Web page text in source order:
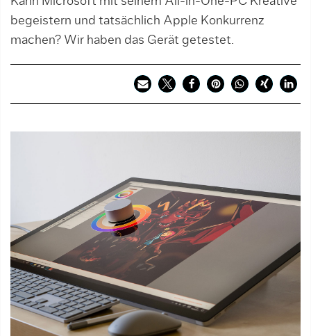
begeistern und tatsächlich Apple Konkurrenz
machen? Wir haben das Gerät getestet.